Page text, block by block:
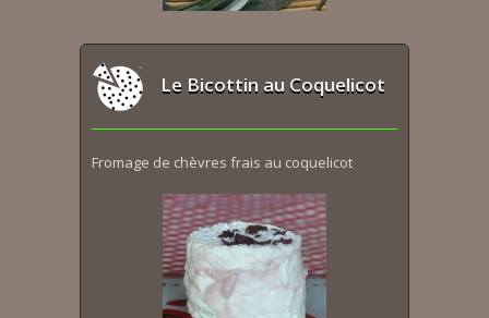
Le Bicottin au Coquelicot
Fromage de chèvres frais au coquelicot